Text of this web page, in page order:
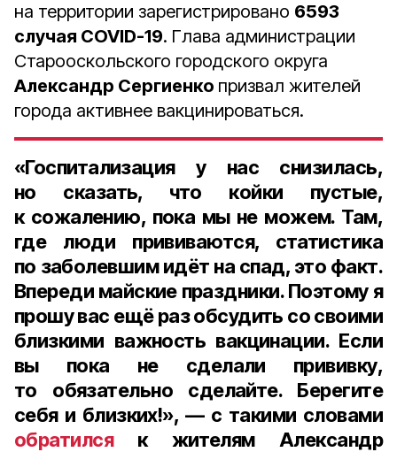
на территории зарегистрировано 6593
случая COVID-19. Глава администрации
Старооскольского городского округа
Александр Сергиенко призвал жителей
города активнее вакцинироваться.
«Госпитализация у нас снизилась,
но сказать, что койки пустые,
к сожалению, пока мы не можем. Там,
где люди прививаются, статистика
по заболевшим идёт на спад, это факт.
Впереди майские праздники. Поэтому я
прошу вас ещё раз обсудить со своими
близкими важность вакцинации. Если
вы пока не сделали прививку,
то обязательно сделайте. Берегите
себя и близких!», — с такими словами
обратилсяк жителям
Александр